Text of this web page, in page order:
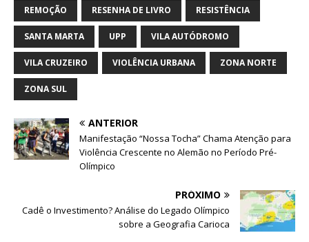
REMOÇÃO RESENHA DE LIVRO RESISTÊNCIA
SANTA MARTA UPP VILA AUTÓDROMO
VILA CRUZEIRO VIOLÊNCIA URBANA ZONA NORTE
ZONA SUL
ANTERIOR
Manifestação “Nossa Tocha” Chama Atenção para
Violência Crescente no Alemão no Período Pré-
Olímpico
PRÓXIMO
Cadê o Investimento? Análise do Legado Olímpico
sobre a Geografia Carioca